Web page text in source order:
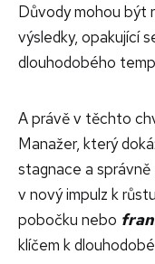
Důvody mohou být
výsledky, opakující
dlouhodobého
A právě v těchto
Manažer, který
stagnace a
v nový impulz k
pobočku nebo
klíčem k